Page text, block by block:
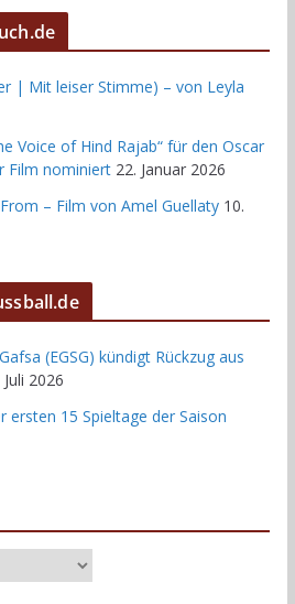
| Mit leiser Stimme) – von Leyla
Voice of Hind Rajab“ für den Oscar
Film nominiert 22. Januar 2026
– Film von Amel Guellaty 10.
(EGSG) kündigt Rückzug aus
Juli 2026
ersten 15 Spieltage der Saison